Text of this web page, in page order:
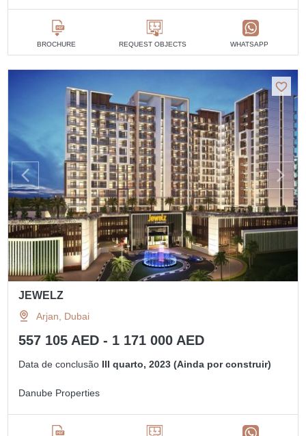
BROCHURE REQUEST OBJECTS WHATSAPP
JEWELZ
Arjan, Dubai
557 105 AED - 1 171 000 AED
Data de conclusão III quarto, 2023 (Ainda por construir)
Danube Properties